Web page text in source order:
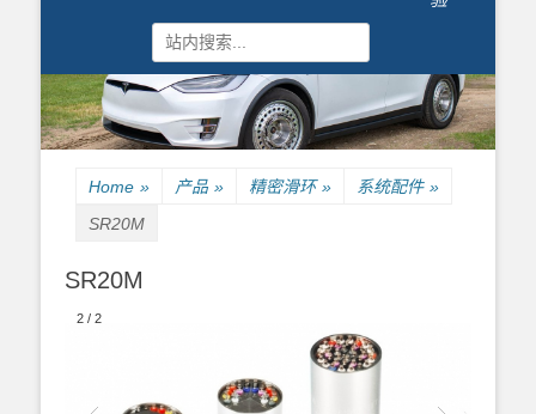
Search
for:
Home » 产品 » 精密滑环 » 系统配件 »
SR20M
SR20M
2 / 2